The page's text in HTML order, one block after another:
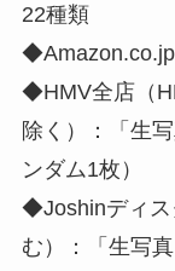
22種類
◆Amazon.co.jp
◆HMV全店（
除く）：「生
ンダム1枚）
◆Joshinディス
む）：「生写